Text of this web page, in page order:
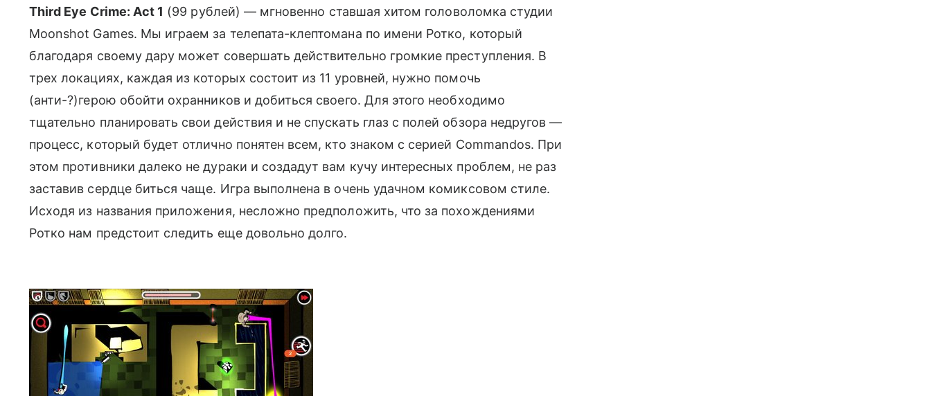
Third Eye Crime: Act 1 (99 рублей) — мгновенно ставшая хитом головоломка студии
Moonshot Games. Мы играем за телепата-клептомана по имени Ротко, который
благодаря своему дару может совершать действительно громкие преступления. В
трех локациях, каждая из которых состоит из 11 уровней, нужно помочь
(анти-?)герою обойти охранников и добиться своего. Для этого необходимо
тщательно планировать свои действия и не спускать глаз с полей обзора недругов —
процесс, который будет отлично понятен всем, кто знаком с серией Commandos. При
этом противники далеко не дураки и создадут вам кучу интересных проблем, не раз
заставив сердце биться чаще. Игра выполнена в очень удачном комиксовом стиле.
Исходя из названия приложения, несложно предположить, что за похождениями
Ротко нам предстоит следить еще довольно долго.